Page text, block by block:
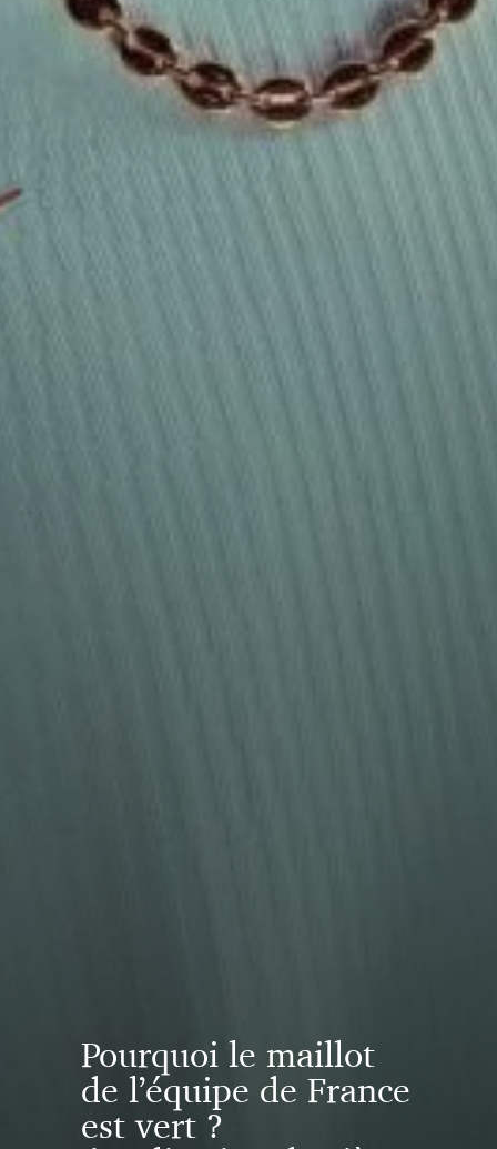
Pourquoi le maillot
de l’équipe de France
est vert ?